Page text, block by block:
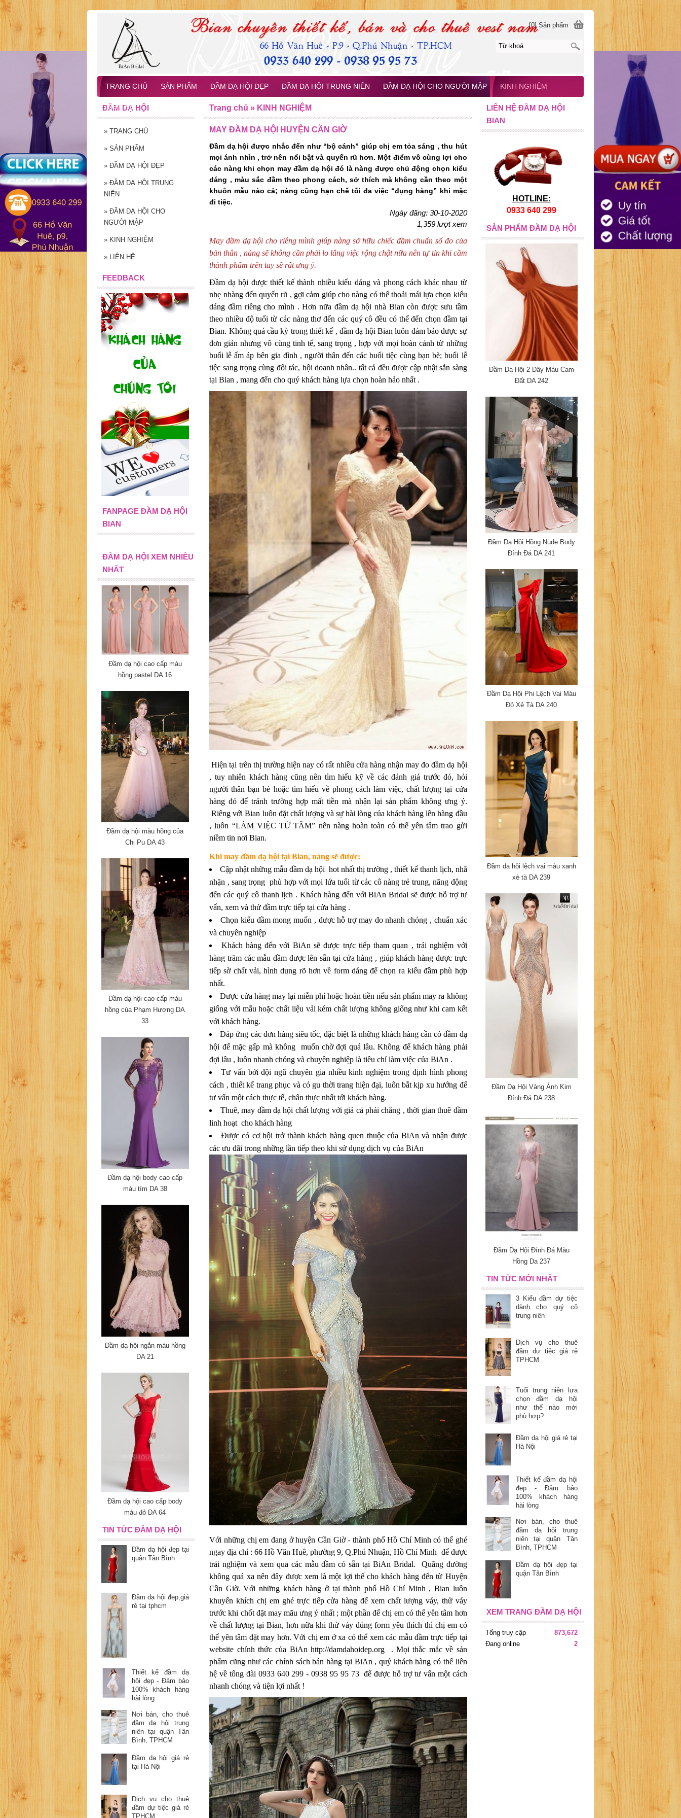
MAY ĐẦM DẠ HỘI HUYỆN CẦN GIỜ
Đầm dạ hội được nhắc đến như “bộ cánh” giúp chị em tỏa sáng , thu hút
mọi ánh nhìn , trở nên nổi bật và quyến rũ hơn. Một điểm vô cùng lợi cho
các nàng khi chọn may đầm dạ hội đó là nàng được chủ động chọn kiểu
dáng , màu sắc đầm theo phong cách, sở thích mà không cần theo một
khuôn mẫu nào cả; nàng cũng hạn chế tối đa việc “đụng hàng” khi mặc
đi tiệc.
Ngày đăng: 30-10-2020
1,359 lượt xem
May đầm dạ hội cho riêng mình giúp nàng sở hữu chiếc đầm chuẩn số đo của
bản thân , nàng sẽ không cần phải lo lắng việc rộng chật nữa nên tự tin khi cầm
thành phẩm trên tay sẽ rất ưng ý.
Đầm dạ hội được thiết kế thành nhiều kiểu dáng và phong cách khác nhau từ
nhẹ nhàng đến quyến rũ , gợi cảm giúp cho nàng có thể thoải mái lựa chọn kiểu
dáng đầm riêng cho mình . Hơn nữa đầm dạ hội nhà Bian còn được sưu tầm
theo nhiều độ tuổi từ các nàng thơ đến các quý cô đều có thể đến chọn đầm tại
Bian. Không quá cầu kỳ trong thiết kế , đầm dạ hội Bian luôn đảm bảo được sự
đơn giản nhưng vô cùng tinh tế, sang trọng , hợp với mọi hoàn cảnh từ những
buổi lễ ấm áp bên gia đình , người thân đến các buổi tiệc cùng bạn bè; buổi lễ
tiệc sang trọng cùng đối tác, hội doanh nhân.. tất cả đều được cập nhật sẵn sàng
tại Bian , mang đến cho quý khách hàng lựa chọn hoàn hảo nhất .
Hiện tại trên thị trường hiện nay có rất nhiều cửa hàng nhận may đo đầm dạ hội
, tuy nhiên khách hàng cũng nên tìm hiểu kỹ về các đánh giá trước đó, hỏi
người thân bạn bè hoặc tìm hiểu về phong cách làm việc, chất lượng tại cửa
hàng đó để tránh trường hợp mất tiền mà nhận lại sản phẩm không ưng ý.
Riêng với Bian luôn đặt chất lượng và sự hài lòng của khách hàng lên hàng đầu
, luôn “LÀM VIỆC TỪ TÂM” nên nàng hoàn toàn có thể yên tâm trao gửi
niềm tin nơi Bian.
Khi may đầm dạ hội tại Bian, nàng sẽ được:
Cập nhật những mẫu đầm dạ hội hot nhất thị trường , thiết kế thanh lịch, nhã
nhặn , sang trọng phù hợp với mọi lứa tuổi từ các cô nàng trẻ trung, năng động
đến các quý cô thanh lịch . Khách hàng đến với BiAn Bridal sẽ được hỗ trợ tư
vấn, xem và thử đầm trực tiếp tại cửa hàng .
Chọn kiểu đầm mong muốn , được hỗ trợ may đo nhanh chóng , chuẩn xác
và chuyên nghiệp
Khách hàng đến với BiAn sẽ được trực tiếp tham quan , trải nghiệm với
hàng trăm các mẫu đầm được lên sẵn tại cửa hàng , giúp khách hàng được trực
tiếp sờ chất vải, hình dung rõ hơn về form dáng để chọn ra kiểu đầm phù hợp
nhất.
Được cửa hàng may lại miễn phí hoặc hoàn tiền nếu sản phẩm may ra không
giống với mẫu hoặc chất liệu vải kém chất lượng không giống như khi cam kết
với khách hàng.
Đáp ứng các đơn hàng siêu tốc, đặc biệt là những khách hàng cần có đầm dạ
hội để mặc gấp mà không muốn chờ đợi quá lâu. Không để khách hàng phải
đợi lâu , luôn nhanh chóng và chuyên nghiệp là tiêu chí làm việc của BiAn .
Tư vấn bởi đội ngũ chuyên gia nhiều kinh nghiệm trong định hình phong
cách , thiết kế trang phục và có gu thời trang hiện đại, luôn bắt kịp xu hướng để
tư vấn một cách thực tế, chân thực nhất tới khách hàng.
Thuê, may đầm dạ hội chất lượng với giá cả phải chăng , thời gian thuê đầm
linh hoạt cho khách hàng
Được có cơ hội trở thành khách hàng quen thuộc của BiAn và nhận được
các ưu đãi trong những lần tiếp theo khi sử dụng dịch vụ của BiAn
Với những chị em đang ở huyện Cần Giờ - thành phố Hồ Chí Minh có thể ghé
ngay địa chỉ : 66 Hồ Văn Huê, phường 9, Q.Phú Nhuận, Hồ Chí Minh để được
trải nghiệm và xem qua các mẫu đầm có sẵn tại BiAn Bridal. Quãng đường
không quá xa nên đây được xem là một lợi thế cho khách hàng đến từ Huyện
Cần Giờ. Với những khách hàng ở tại thành phố Hồ Chí Minh , Bian luôn
khuyến khích chị em ghé trực tiếp cửa hàng để xem chất lượng váy, thử váy
trước khi chốt đặt may mãu ưng ý nhất ; một phần để chị em có thể yên tâm hơn
về chất lượng tại Bian, hơn nữa khi thử váy đúng form yêu thích thì chị em có
thể yên tâm đặt may hơn. Với chị em ở xa có thể xem các mẫu đầm trực tiếp tại
website chính thức của BiAn http://damdahoidep.org . Mọi thắc mắc về sản
phẩm cũng như các chính sách bán hàng tại BiAn , quý khách hàng có thể liên
hệ về tổng đài 0933 640 299 - 0938 95 95 73 để được hỗ trợ tư vấn một cách
nhanh chóng và tiện lợi nhất !
Trang chủ » KINH NGHIỆM
LIÊN HỆ ĐẦM DẠ HỘI
BIAN
HOTLINE:
0933 640 299
SẢN PHẨM ĐẦM DẠ HỘI
Đầm Dạ Hội 2 Dây Màu Cam
Đất DA 242
Đầm Dạ Hội Hồng Nude Body
Đính Đá DA 241
Đầm Dạ Hội Phi Lệch Vai Màu
Đỏ Xẻ Tà DA 240
Đầm dạ hội lệch vai màu xanh
xẻ tà DA 239
Đầm Dạ Hội Vàng Ánh Kim
Đính Đá DA 238
Đầm Dạ Hội Đính Đá Màu
Hồng Da 237
TIN TỨC MỚI NHẤT
3 Kiểu đầm dự tiệc
dành cho quý cô
trung niên
Dịch vụ cho thuê
đầm dự tiệc giá rẻ
TPHCM
Tuổi trung niên lựa
chọn đầm dạ hội
như thế nào mới
phù hợp?
Đầm dạ hội giá rẻ tại
Hà Nội
Thiết kế đầm dạ hội
đẹp - Đảm bảo
100% khách hàng
hài lòng
Nơi bán, cho thuê
đầm dạ hội trung
niên tại quận Tân
Bình, TPHCM
Đầm dạ hội đẹp tại
quận Tân Bình
XEM TRANG ĐẦM DẠ HỘI
Tổng truy cập
873,672
Đang online
2
ĐẦM DẠ HỘI
» TRANG CHỦ
» SẢN PHẨM
» ĐẦM DẠ HỘI ĐẸP
» ĐẦM DẠ HỘI TRUNG
NIÊN
» ĐẦM DẠ HỘI CHO
NGƯỜI MẬP
» KINH NGHIỆM
» LIÊN HỆ
FEEDBACK
FANPAGE ĐẦM DẠ HỘI
BIAN
ĐẦM DẠ HỘI XEM NHIỀU
NHẤT
Đầm dạ hội cao cấp màu
hồng pastel DA 16
Đầm dạ hội màu hồng của
Chi Pu DA 43
Đầm dạ hội cao cấp màu
hồng của Phạm Hương DA
33
Đầm dạ hội body cao cấp
màu tím DA 38
Đầm dạ hội ngắn màu hồng
DA 21
Đầm dạ hội cao cấp body
màu đỏ DA 64
TIN TỨC ĐẦM DẠ HỘI
Đầm dạ hội đẹp tại
quận Tân Bình
Đầm dạ hội đẹp,giá
rẻ tại tphcm
Thiết kế đầm dạ
hội đẹp - Đảm bảo
100% khách hàng
hài lòng
Nơi bán, cho thuê
đầm dạ hội trung
niên tại quận Tân
Bình, TPHCM
Đầm dạ hội giá rẻ
tại Hà Nội
Dịch vụ cho thuê
đầm dự tiệc giá rẻ
TPHCM
[0] Sản phẩm
TRANG CHỦ SẢN PHẨM ĐẦM DẠ HỘI ĐẸP ĐẦM DẠ HỘI TRUNG NIÊN ĐẦM DẠ HỘI CHO NGƯỜI MẬP KINH NGHIỆM
LIÊN HỆ